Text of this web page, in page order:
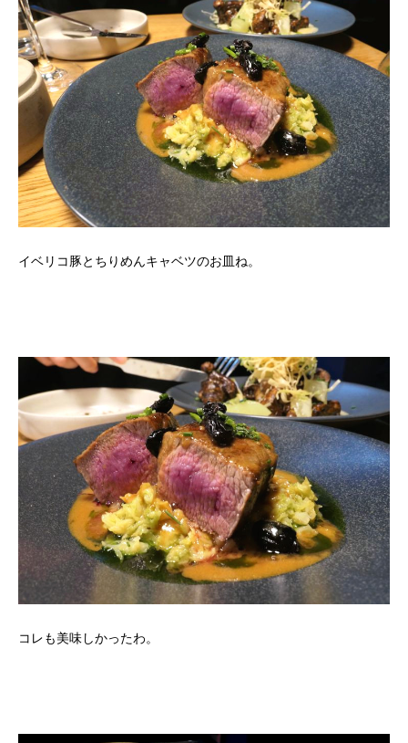
イベリコ豚とちりめんキャベツのお皿ね。
コレも美味しかったわ。